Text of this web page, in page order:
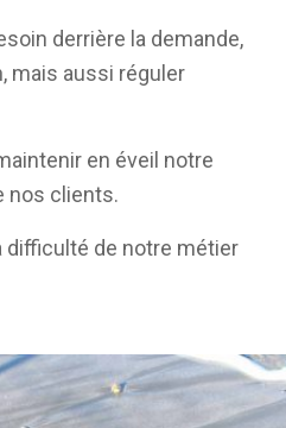
derrière la demande,
mais aussi réguler
en éveil notre
nos clients.
difficulté de notre métier